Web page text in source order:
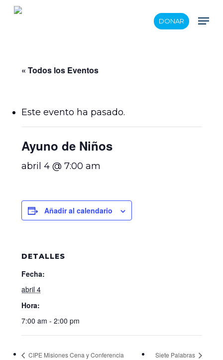
Skip
DONAR Menu
« Todos los Eventos
Este evento ha pasado.
Ayuno de Niños
abril 4 @ 7:00 am
Añadir al calendario
DETALLES
Fecha:
abril 4
Hora:
7:00 am - 2:00 pm
CIPE Misiones Cena y Conferencia Siete Palabras